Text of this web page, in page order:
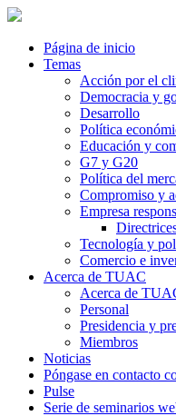
Página de inicio
Temas
Acción por el
Democracia y
Desarrollo
Política
Educación y
G7 y G20
Política del
Compromiso y
Empresa
Tecnología y
Comercio e
Acerca de TUAC
Acerca de
Personal
Presidencia y
Miembros
Noticias
Póngase en contacto
Pulse
Serie de seminarios